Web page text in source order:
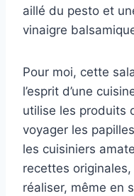
aillé du pesto et
vinaigre
Pour moi, cette
l’esprit d’une
utilise les produits
voyager les
les cuisiniers
recettes
réaliser, même en